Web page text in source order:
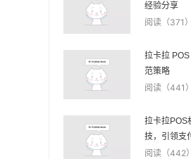
经验分享
阅读（371）
拉卡拉
范策略
阅读（441）
拉卡拉POS
技，引领支
阅读（442）